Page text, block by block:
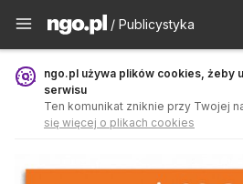
Publicystyka -
/ Publicystyka
ngo.pl używa plików cookies, żeby
serwisu
Ten komunikat zniknie przy Twojej
się więcej o plikach cookies